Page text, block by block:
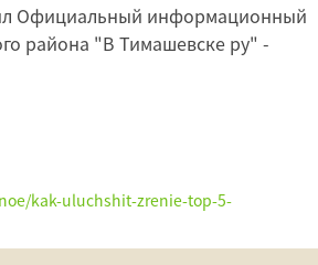
Официальный информационный
района "В Тимашевске ру" -
kak-uluchshit-zrenie-top-5-